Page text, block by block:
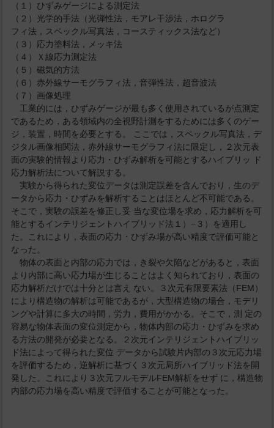
（１）ひずみゲージによる測定法
（２）光学的手法（光弾性法，モアレ干渉法，ホログラ
フィ法，スペックル写真法，コースティックス法など）
（３）応力塗料法，メッキ法
（４）Ｘ線応力測定法
（５）磁気的方法
（６）赤外線サーモグラフィ法，音弾性法，超音波法
（７）画像処理
工業的には，ひずみゲージが最も多く使用されているが点測定
であるため，ある領域内の全視野計測をするためには多くのゲー
ジ，装置，時間を必要とする。 ここでは，スペックル写真法，デ
ジタル画像相関法，赤外線サーモグラフィ法に限定し，２次元表
面の実験的情報より応力・ひずみ解析を可能とするハイブリッ ド
応力解析法について解説する。
実験から得られた変位データは測定誤差を含んでおり，生のデ
ータから応力・ひずみを解析することはほとんど不可能である。
そこで，実験の誤差を修正し妥 当な変位場を求め，応力解析を可
能とするインテリジェントハイブリッド法１）−３）を適用し
た。これにより，表面の応力・ひずみ場が高い精度で評価可能と
なった。
物体の表面と内部の応力では，き裂や欠陥などがあると，表面
より内部に高い応力場が生じることはよく知られており，表面の
応力解析だけでは十分とは言え ない。３次元有限要素法（FEM）
により構造物の解析は可能であるが，大型構造物の場合，モデリ
ングや計算に多大の時間，労力，費用がかかる。そこで，測 定の
容易な物体表面の変位測定から，物体内部の応力・ひずみを求め
る方法の開発が必要となる。２次元インテリジェントハイブリッ
ド法によって得られた変位 データから試験片内部の３次元応力場
を評価するため，逆解析に基づく３次元局所ハイブリッド法を開
発した。これにより３次元フルモデルFEM解析をせず に，構造物
内部の応力場を高い精度で評価することが可能となった。